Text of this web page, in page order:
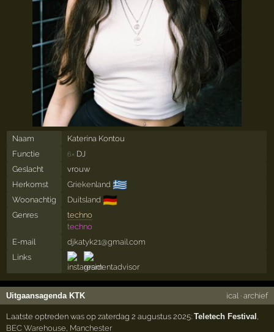
Naam
Katerina Kontou
Functie
6× DJ
Geslacht
vrouw
Herkomst
Griekenland 🇬🇷
Woonachtig Duitsland 🇩🇪
Genres
techno
techno
E-mail
djkatyk21@gmail.com
Links
Uitgaansagenda KTK ical· archief
Laatste optreden was op zaterdag 2 augustus 2025:Teletech Festival ,
BEC Warehouse, Manchester